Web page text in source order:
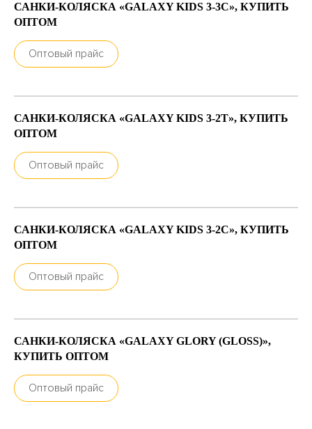
САНКИ-КОЛЯСКА «GALAXY KIDS 3-3С», КУПИТЬ
ОПТОМ
Оптовый прайс
САНКИ-КОЛЯСКА «GALAXY KIDS 3-2Т», КУПИТЬ
ОПТОМ
Оптовый прайс
САНКИ-КОЛЯСКА «GALAXY KIDS 3-2С», КУПИТЬ
ОПТОМ
Оптовый прайс
САНКИ-КОЛЯСКА «GALAXY GLORY (GLOSS)»,
КУПИТЬ ОПТОМ
Оптовый прайс